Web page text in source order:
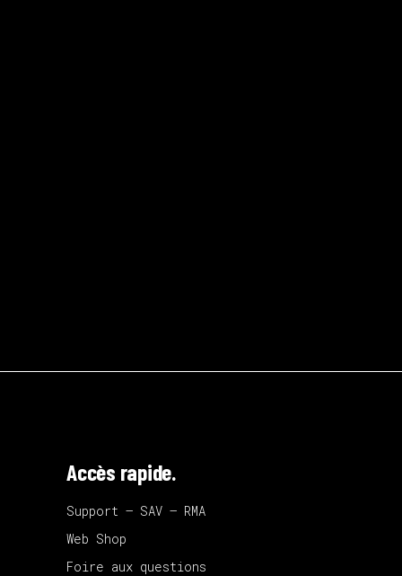
Accès rapide.
Support – SAV – RMA
Web Shop
Foire aux questions